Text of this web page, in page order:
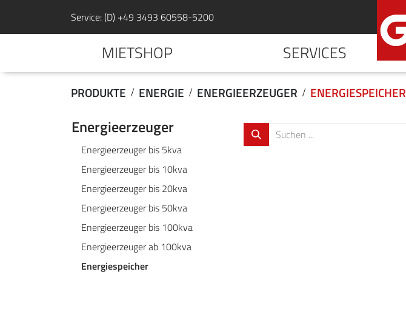
Service: (D) +49 3493 60558-5200
MIETSHOP SERVICES
PRODUKTE ENERGIE ENERGIEERZEUGER ENERGIESPEICHER
Energieerzeuger
Energieerzeuger bis 5kva
Energieerzeuger bis 10kva
Energieerzeuger bis 20kva
Energieerzeuger bis 50kva
Energieerzeuger bis 100kva
Energieerzeuger ab 100kva
Energiespeicher